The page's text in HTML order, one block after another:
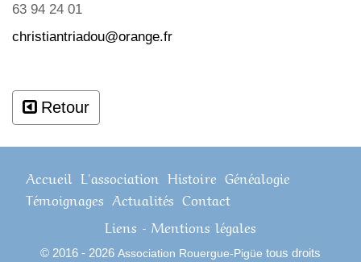
63 94 24 01
christiantriadou@orange.fr
Retour
Accueil L'association Histoire Généalogie
Témoignages Actualités Contact
Liens - Mentions légales
© 2016 - 2026 Association Rouergue-Pigüe tous droits